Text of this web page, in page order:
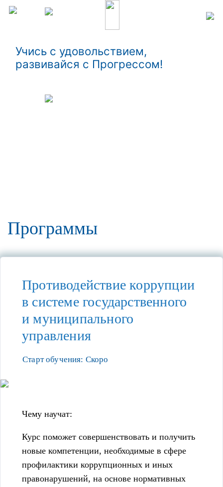
Учись с удовольствием,
развивайся с Прогрессом!
Программы
Противодействие коррупции
в системе государственного
и муниципального
управления
Старт обучения: Скоро
Чему научат:
Курс поможет совершенствовать и получить
новые компетенции, необходимые в сфере
профилактики коррупционных и иных
правонарушений, на основе нормативных